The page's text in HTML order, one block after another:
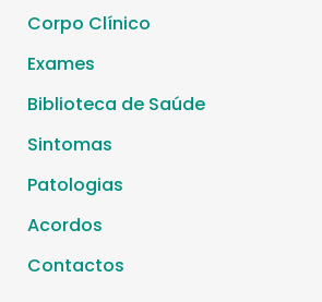
Corpo Clínico
Exames
Biblioteca de Saúde
Sintomas
Patologias
Acordos
Contactos